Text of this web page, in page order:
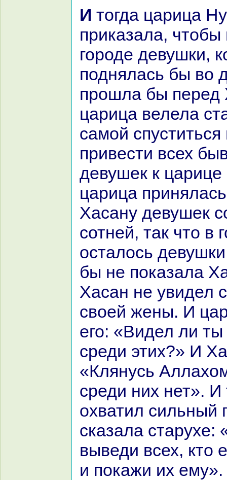
И тогда царица Нур-аль-Худа
приказала, чтобы
городе девушки,
поднялась бы во
прошла бы перед
царица велела
caмой спуститься
привести всех
девушек к
царица
Хаcaну девушек
сотней, так что в
осталось
бы не показала
Хаcaн не увидел
своей жены. И
его: «Видел ли
среди этих?» И
«Клянусь
среди них нет». И
охватил сильный
сказала старухе:
выведи всех, кто
и покажи их ему».